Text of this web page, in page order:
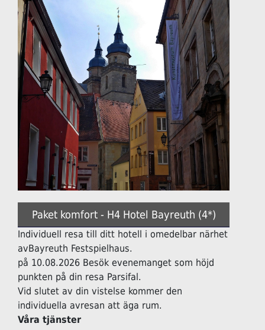
Paket komfort - H4 Hotel Bayreuth (4*)
Individuell resa till ditt hotell i omedelbar närhet
avBayreuth Festspielhaus.
på 10.08.2026 Besök evenemanget som höjd
punkten på din resa Parsifal.
Vid slutet av din vistelse kommer den
individuella avresan att äga rum.
Våra tjänster